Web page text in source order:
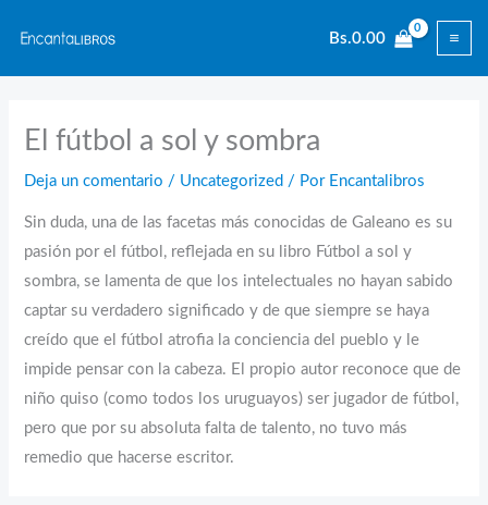
contenido
Bs.0.00
El fútbol a sol y sombra
Deja un comentario / Uncategorized / Por Encantalibros
Sin duda, una de las facetas más conocidas de Galeano es su
pasión por el fútbol, reflejada en su libro Fútbol a sol y
sombra, se lamenta de que los intelectuales no hayan sabido
captar su verdadero significado y de que siempre se haya
creído que el fútbol atrofia la conciencia del pueblo y le
impide pensar con la cabeza. El propio autor reconoce que de
niño quiso (como todos los uruguayos) ser jugador de fútbol,
pero que por su absoluta falta de talento, no tuvo más
remedio que hacerse escritor.